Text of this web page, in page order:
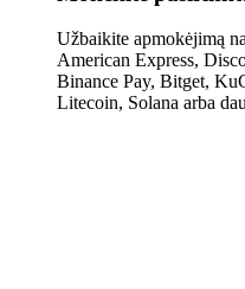
Užbaikite apmokėjimą
American Express,
Binance Pay, Bitget,
Litecoin, Solana arba